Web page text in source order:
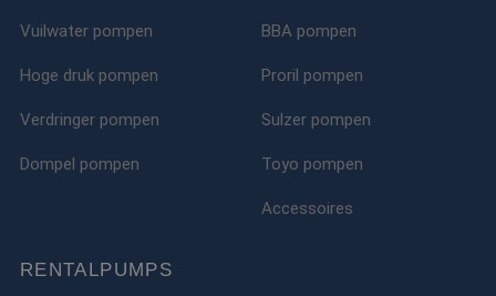
Vuilwater pompen
Hoge druk pompen
Verdringer pompen
Dompel pompen
BBA pompen
Proril pompen
Sulzer pompen
Toyo pompen
Accessoires
RENTALPUMPS